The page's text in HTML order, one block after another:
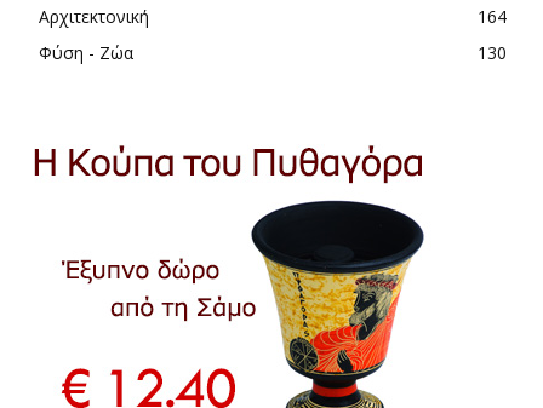
Αρχιτεκτονική
164
Φύση - Ζώα
130